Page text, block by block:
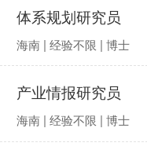
体系规划研究员
海南 | 经验不限 | 博士
产业情报研究员
海南 | 经验不限 | 博士